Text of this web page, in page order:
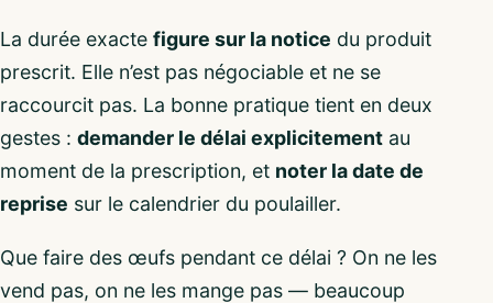
La durée exacte figure sur la notice du produit
prescrit. Elle n’est pas négociable et ne se
raccourcit pas. La bonne pratique tient en deux
gestes : demander le délai explicitement au
moment de la prescription, et noter la date de
reprise sur le calendrier du poulailler.
Que faire des œufs pendant ce délai ? On ne les
vend pas, on ne les mange pas — beaucoup